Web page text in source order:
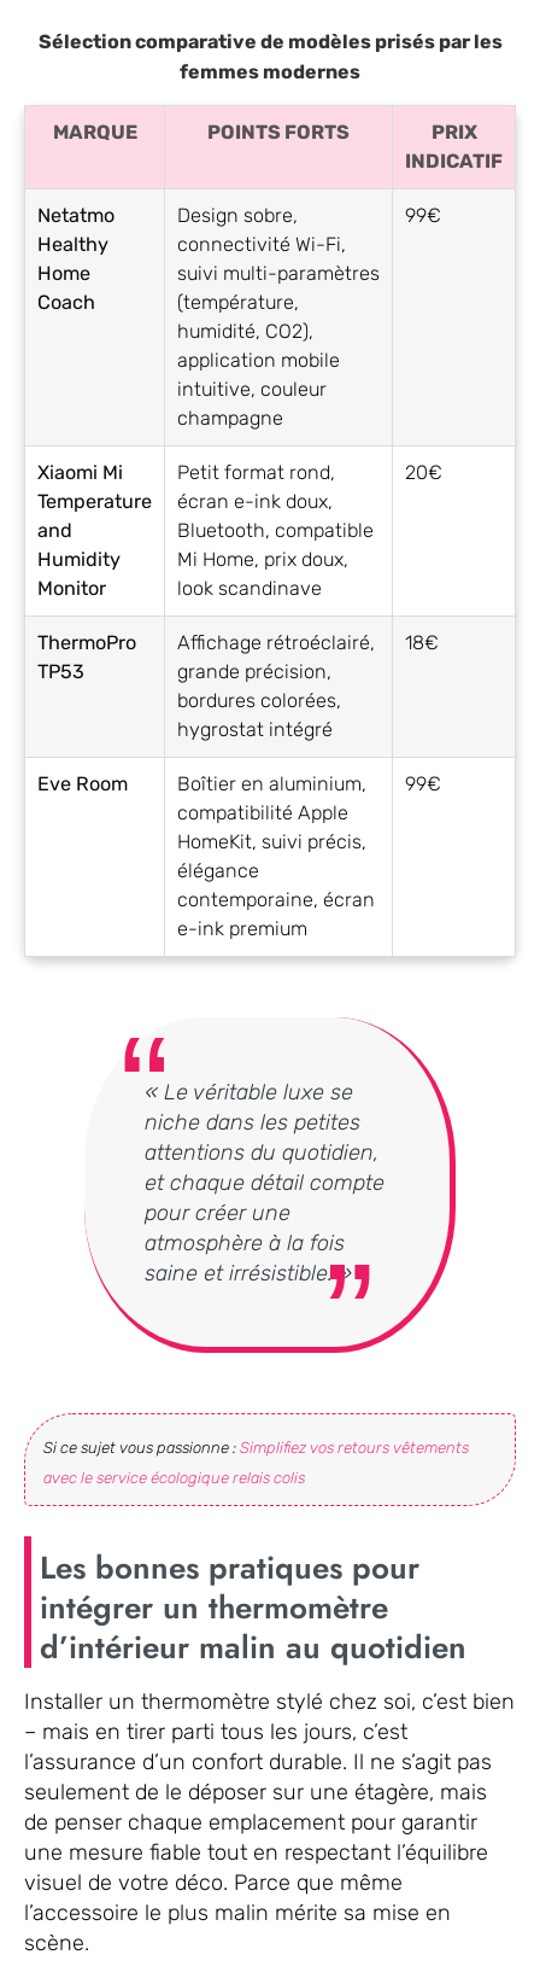
Sélection comparative de modèles prisés par les
femmes modernes
MARQUE POINTS FORTS
PRIX
INDICATIF
Netatmo
Healthy
Home
Coach
Design sobre,
connectivité Wi-Fi,
suivi multi-paramètres
(température,
humidité, CO2),
application mobile
intuitive, couleur
champagne
99€
Xiaomi Mi
Temperature
and
Humidity
Monitor
Petit format rond,
écran e-ink doux,
Bluetooth, compatible
Mi Home, prix doux,
look scandinave
20€
ThermoPro
TP53
Affichage rétroéclairé,
grande précision,
bordures colorées,
hygrostat intégré
18€
Eve Room
Boîtier en aluminium,
compatibilité Apple
HomeKit, suivi précis,
élégance
contemporaine, écran
e-ink premium
99€
« Le véritable luxe se
niche dans les petites
attentions du quotidien,
et chaque détail compte
pour créer une
atmosphère à la fois
saine et irrésistible. »
Si ce sujet vous passionne : Simplifiez vos retours vêtements
avec le service écologique relais colis
Les bonnes pratiques pour
intégrer un thermomètre
d’intérieur malin au quotidien
Installer un thermomètre stylé chez soi, c’est bien
– mais en tirer parti tous les jours, c’est
l’assurance d’un confort durable. Il ne s’agit pas
seulement de le déposer sur une étagère, mais
de penser chaque emplacement pour garantir
une mesure fiable tout en respectant l’équilibre
visuel de votre déco. Parce que même
l’accessoire le plus malin mérite sa mise en
scène.